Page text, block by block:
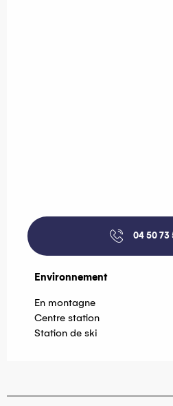
04 50 73
Environnement
Environnement
En montagne
Centre station
Station de ski